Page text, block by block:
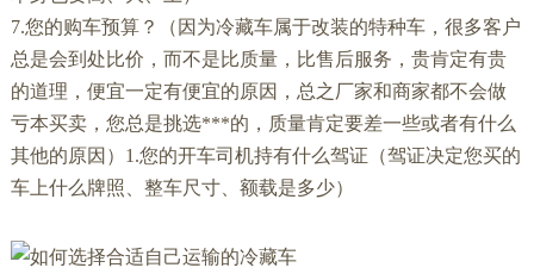
7.您的购车预算？（因为冷藏车属于改装的特种车，很多客户
总是会到处比价，而不是比质量，比售后服务，贵肯定有贵
的道理，便宜一定有便宜的原因，总之厂家和商家都不会做
亏本买卖，您总是挑选***的，质量肯定要差一些或者有什么
其他的原因） 1.您的开车司机持有什么驾证（驾证决定您买的
车上什么牌照、整车尺寸、额载是多少）